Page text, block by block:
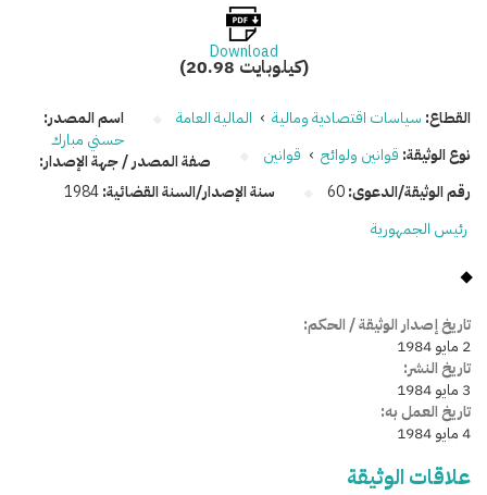
Download
(20.98 كيلوبايت)
القطاع: سياسات اقتصادية ومالية › المالية العامة
نوع الوثيقة: قوانين ولوائح › قوانين
رقم الوثيقة/الدعوى:60 سنة الإصدار/السنة القضائية:1984
اسم المصدر:
حسني مبارك
صفة المصدر / جهة الإصدار:
رئيس الجمهورية
تاريخ إصدار الوثيقة / الحكم:
2 مايو 1984
تاريخ النشر:
3 مايو 1984
تاريخ العمل به:
4 مايو 1984
علاقات الوثيقة